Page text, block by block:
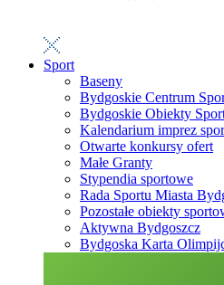
Sport
Baseny
Bydgoskie Centrum
Bydgoskie Obiekty
Kalendarium imprez
Otwarte konkursy ofert
Małe Granty
Stypendia sportowe
Rada Sportu Miasta
Pozostałe obiekty
Aktywna Bydgoszcz
Bydgoska Karta